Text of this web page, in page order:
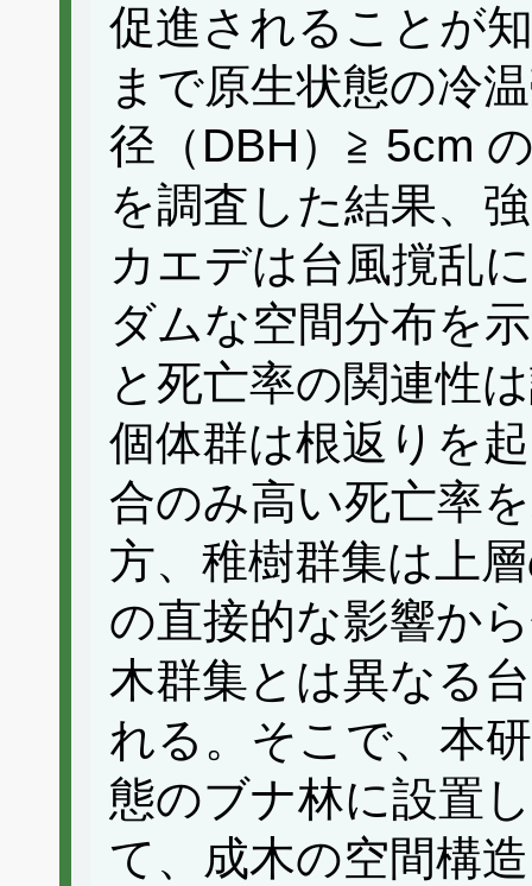
促進されることが
まで原生状態の冷
径（DBH）≧ 5cm
を調査した結果、
カエデは台風撹乱
ダムな空間分布を
と死亡率の関連性
個体群は根返りを
合のみ高い死亡率
方、稚樹群集は上
の直接的な影響か
木群集とは異なる
れる。そこで、本
態のブナ林に設置
て、成木の空間構